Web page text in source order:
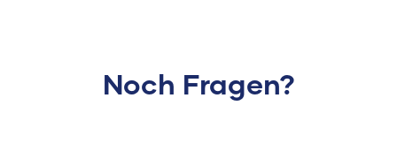
Noch Fragen?